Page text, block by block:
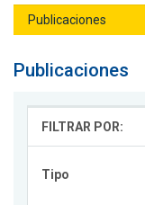
Publicaciones
FILTRAR POR:
Tipo